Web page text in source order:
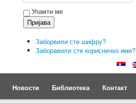
Упамти ме
Заборвили сте шифру?
Заборавили сте корисничко име?
Новости Библиотека Контакт